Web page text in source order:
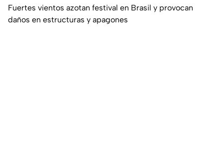
Fuertes vientos azotan festival en Brasil y provocan
daños en estructuras y apagones